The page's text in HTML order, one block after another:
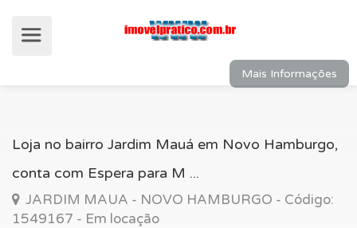
Loja no bairro Jardim Mauá em Novo Hamburgo,
conta com Espera para M ...
JARDIM MAUA - NOVO HAMBURGO - Código:
1549167 - Em locação
Mais Informações